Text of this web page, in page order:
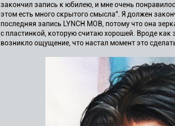
закончил запись к юбилею, и мне очень
этом есть много скрытого смысла". Я должен
последняя запись LYNCH MOB, потому что она
с пластинкой, которую считаю хорошей. Вроде
возникло ощущение, что настал момент это